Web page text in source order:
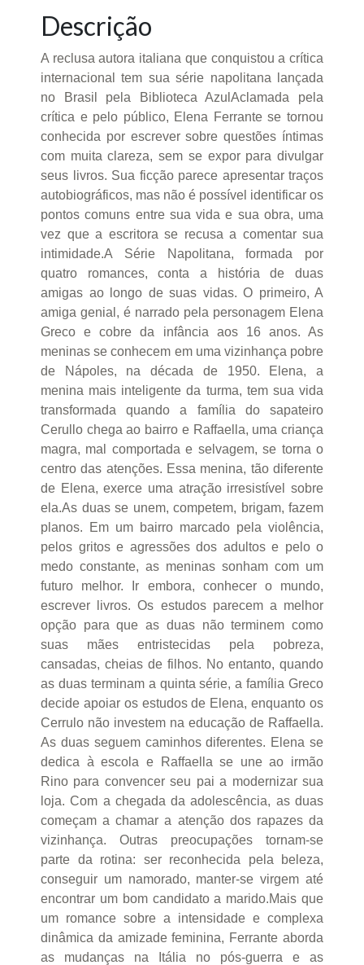
Descrição
A reclusa autora italiana que conquistou a crítica
internacional tem sua série napolitana lançada
no Brasil pela Biblioteca AzulAclamada pela
crítica e pelo público, Elena Ferrante se tornou
conhecida por escrever sobre questões íntimas
com muita clareza, sem se expor para divulgar
seus livros. Sua ficção parece apresentar traços
autobiográficos, mas não é possível identificar os
pontos comuns entre sua vida e sua obra, uma
vez que a escritora se recusa a comentar sua
intimidade.A Série Napolitana, formada por
quatro romances, conta a história de duas
amigas ao longo de suas vidas. O primeiro, A
amiga genial, é narrado pela personagem Elena
Greco e cobre da infância aos 16 anos. As
meninas se conhecem em uma vizinhança pobre
de Nápoles, na década de 1950. Elena, a
menina mais inteligente da turma, tem sua vida
transformada quando a família do sapateiro
Cerullo chega ao bairro e Raffaella, uma criança
magra, mal comportada e selvagem, se torna o
centro das atenções. Essa menina, tão diferente
de Elena, exerce uma atração irresistível sobre
ela.As duas se unem, competem, brigam, fazem
planos. Em um bairro marcado pela violência,
pelos gritos e agressões dos adultos e pelo o
medo constante, as meninas sonham com um
futuro melhor. Ir embora, conhecer o mundo,
escrever livros. Os estudos parecem a melhor
opção para que as duas não terminem como
suas mães entristecidas pela pobreza,
cansadas, cheias de filhos. No entanto, quando
as duas terminam a quinta série, a família Greco
decide apoiar os estudos de Elena, enquanto os
Cerrulo não investem na educação de Raffaella.
As duas seguem caminhos diferentes. Elena se
dedica à escola e Raffaella se une ao irmão
Rino para convencer seu pai a modernizar sua
loja. Com a chegada da adolescência, as duas
começam a chamar a atenção dos rapazes da
vizinhança. Outras preocupações tornam-se
parte da rotina: ser reconhecida pela beleza,
conseguir um namorado, manter-se virgem até
encontrar um bom candidato a marido.Mais que
um romance sobre a intensidade e complexa
dinâmica da amizade feminina, Ferrante aborda
as mudanças na Itália no pós-guerra e as